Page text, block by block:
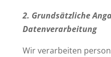
2. Grund­sätz­liche
Datenverarbeitung
Wir ver­ar­beiten